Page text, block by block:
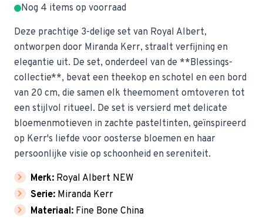
Nog 4 items op voorraad
Deze prachtige 3-delige set van Royal Albert,
ontworpen door Miranda Kerr, straalt verfijning en
elegantie uit. De set, onderdeel van de **Blessings-
collectie**, bevat een theekop en schotel en een bord
van 20 cm, die samen elk theemoment omtoveren tot
een stijlvol ritueel. De set is versierd met delicate
bloemenmotieven in zachte pasteltinten, geïnspireerd
op Kerr's liefde voor oosterse bloemen en haar
persoonlijke visie op schoonheid en sereniteit.
chevron_right Merk: Royal Albert NEW
chevron_right Serie: Miranda Kerr
chevron_right Materiaal: Fine Bone China